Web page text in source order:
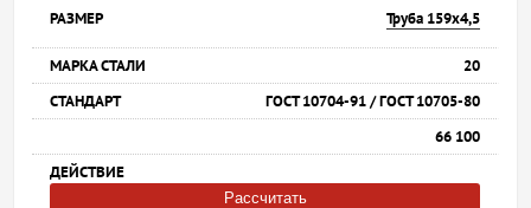
Труба 159х4,5
20
ГОСТ 10704-91 / ГОСТ 10705-80
66 100
Рассчитать